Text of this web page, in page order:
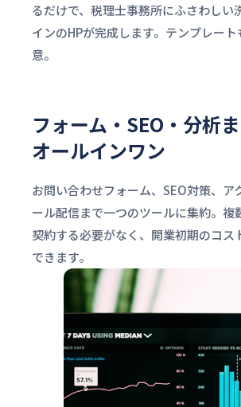
るだけで、税理士事務所にふさわしい
インのHPが完成します。テンプレー
意。
フォーム・SEO・分析
オールインワン
お問い合わせフォーム、SEO対策、ア
ール配信まで一つのツールに集約。複
契約する必要がなく、開業初期のコス
できます。